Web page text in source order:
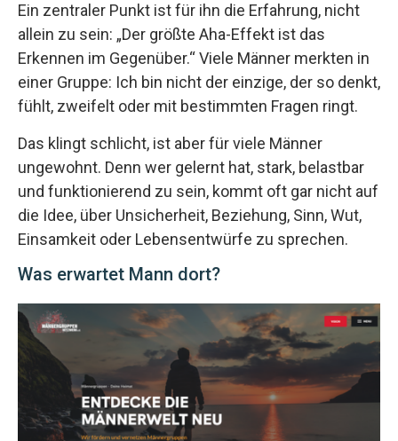
Ein zentraler Punkt ist für ihn die Erfahrung, nicht
allein zu sein: „Der größte Aha-Effekt ist das
Erkennen im Gegenüber.“ Viele Männer merkten in
einer Gruppe: Ich bin nicht der einzige, der so denkt,
fühlt, zweifelt oder mit bestimmten Fragen ringt.
Das klingt schlicht, ist aber für viele Männer
ungewohnt. Denn wer gelernt hat, stark, belastbar
und funktionierend zu sein, kommt oft gar nicht auf
die Idee, über Unsicherheit, Beziehung, Sinn, Wut,
Einsamkeit oder Lebensentwürfe zu sprechen.
Was erwartet Mann dort?